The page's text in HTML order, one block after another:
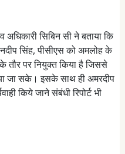
सिबिन सी ने बताया कि
सिंह, पीसीएस को अमलोह के
तौर पर नियुक्त किया है जिससे
जा सके। इसके साथ ही अमरदीप
किये जाने संबंधी रिपोर्ट भी